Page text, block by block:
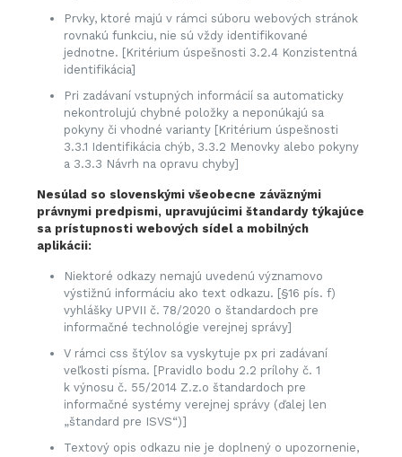
Prvky, ktoré majú v rámci súboru webových stránok
rovnakú funkciu, nie sú vždy identifikované
jednotne. [Kritérium úspešnosti 3.2.4 Konzistentná
identifikácia]
Pri zadávaní vstupných informácií sa automaticky
nekontrolujú chybné položky a neponúkajú sa
pokyny či vhodné varianty [Kritérium úspešnosti
3.3.1 Identifikácia chýb, 3.3.2 Menovky alebo pokyny
a 3.3.3 Návrh na opravu chyby]
Nesúlad so slovenskými všeobecne záväznými
právnymi predpismi, upravujúcimi štandardy týkajúce
sa prístupnosti webových sídel a mobilných
aplikácii:
Niektoré odkazy nemajú uvedenú významovo
výstižnú informáciu ako text odkazu. [§16 pís. f)
vyhlášky UPVII č. 78/2020 o štandardoch pre
informačné technológie verejnej správy]
V rámci css štýlov sa vyskytuje px pri zadávaní
veľkosti písma. [Pravidlo bodu 2.2 prílohy č. 1
k výnosu č. 55/2014 Z.z.o štandardoch pre
informačné systémy verejnej správy (ďalej len
„štandard pre ISVS“)]
Textový opis odkazu nie je doplnený o upozornenie,